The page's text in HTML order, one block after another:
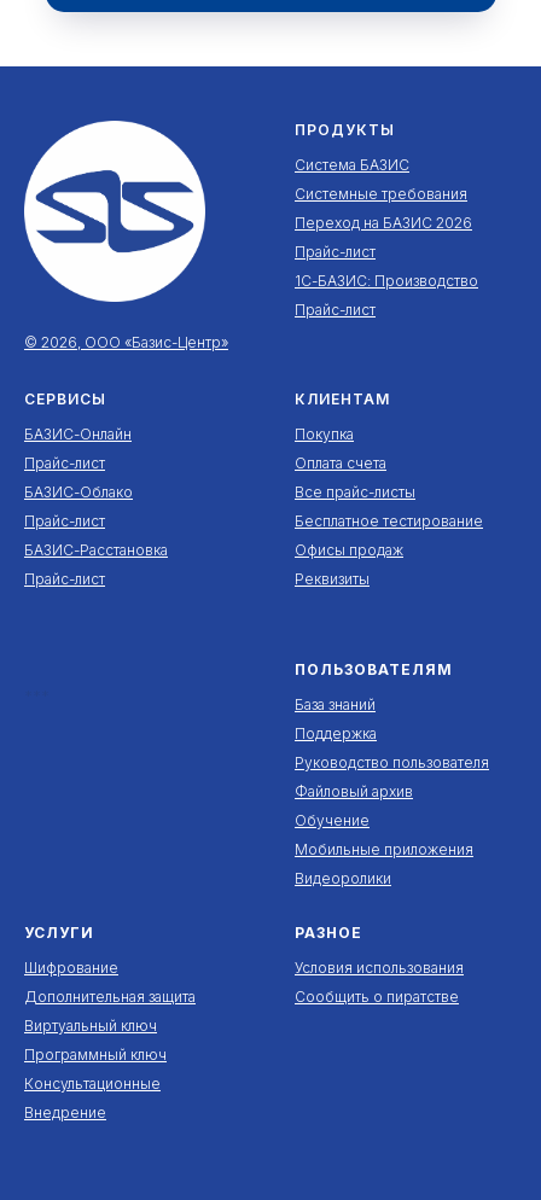
© 2026, ООО «Базис-Центр»
ПРОДУКТЫ
Система БАЗИС
Системные требования
Переход на БАЗИС 2026
Прайс-лист
1С-БАЗИС: Производство
Прайс-лист
СЕРВИСЫ
БАЗИС-Онлайн
Прайс-лист
БАЗИС-Облако
Прайс-лист
БАЗИС-Расстановка
Прайс-лист
КЛИЕНТАМ
Покупка
Оплата счета
Все прайс-листы
Бесплатное тестирование
Офисы продаж
Реквизиты
ПОЛЬЗОВАТЕЛЯМ
База знаний
Поддержка
Руководство пользователя
Файловый архив
Обучение
Мобильные приложения
Видеоролики
УСЛУГИ
Шифрование
Дополнительная защита
Виртуальный ключ
Программный ключ
Консультационные
Внедрение
РАЗНОЕ
Условия использования
Сообщить о пиратстве